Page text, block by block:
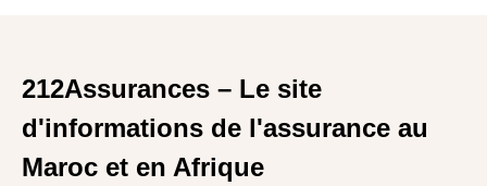
212Assurances – Le site
d'informations de l'assurance au
Maroc et en Afrique